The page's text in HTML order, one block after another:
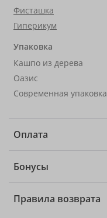
Фисташка
Гиперикум
Упаковка
Кашпо из дерева
Оазис
Современная упаковка
Оплата
Бонусы
Правила возврата